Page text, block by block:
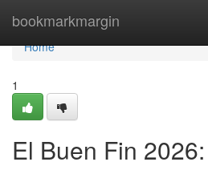
bookmarkmargin
Home
Home
1
El Buen Fin 2026: